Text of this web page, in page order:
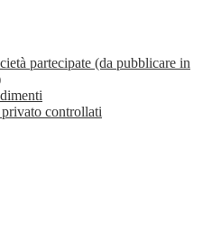
partecipate (da pubblicare in
controllati